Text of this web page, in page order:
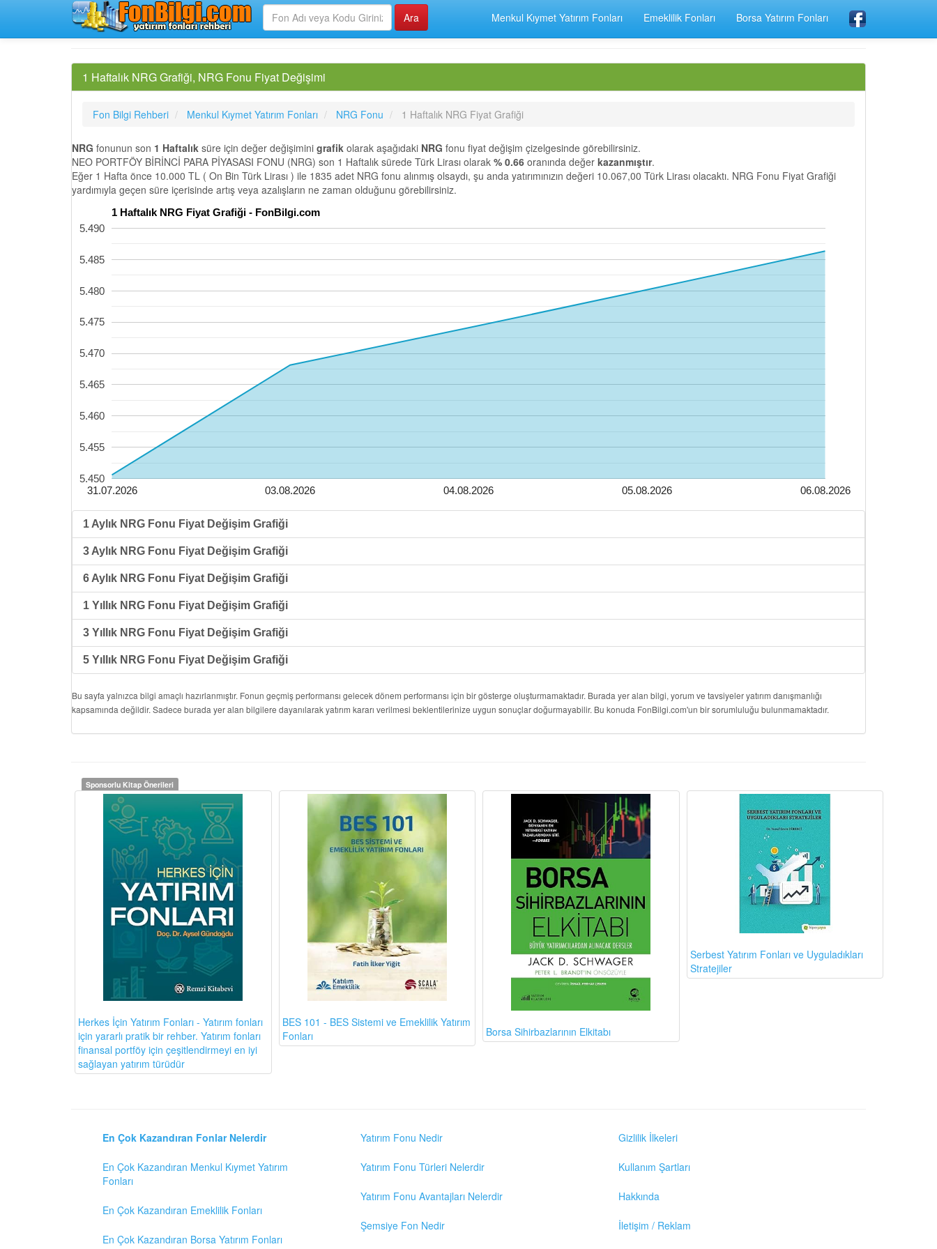
Menkul Kıymet Yatırım Fonları Emeklilik Fonları Borsa Yatırım Fonları
1 Haftalık NRG Grafiği, NRG Fonu Fiyat Değişimi
Fon Bilgi Rehberi Menkul Kıymet Yatırım Fonları NRG Fonu 1 Haftalık NRG Fiyat Grafiği
NRG fonunun son 1 Haftalık süre için değer değişimini grafik olarak aşağıdaki NRG fonu fiyat değişim çizelgesinde görebilirsiniz.
NEO PORTFÖY BİRİNCİ PARA PİYASASI FONU (NRG) son 1 Haftalık sürede Türk Lirası olarak % 0.66 oranında değer kazanmıştır.
Eğer 1 Hafta önce 10.000 TL ( On Bin Türk Lirası ) ile 1835 adet NRG fonu alınmış olsaydı, şu anda yatırımınızın değeri 10.067,00 Türk Lirası olacaktı. NRG Fonu Fiyat Grafiği
yardımıyla geçen süre içerisinde artış veya azalışların ne zaman olduğunu görebilirsiniz.
1 Haftalık NRG Fiyat Grafiği - FonBilgi.com
31.07.2026 03.08.2026 04.08.2026 05.08.2026 06.08.2026
5.450
5.455
5.460
5.465
5.470
5.475
5.480
5.485
5.490
1 Aylık NRG Fonu Fiyat Değişim Grafiği
3 Aylık NRG Fonu Fiyat Değişim Grafiği
6 Aylık NRG Fonu Fiyat Değişim Grafiği
1 Yıllık NRG Fonu Fiyat Değişim Grafiği
3 Yıllık NRG Fonu Fiyat Değişim Grafiği
5 Yıllık NRG Fonu Fiyat Değişim Grafiği
Bu sayfa yalnızca bilgi amaçlı hazırlanmıştır. Fonun geçmiş performansı gelecek dönem performansı için bir gösterge oluşturmamaktadır. Burada yer alan bilgi, yorum ve tavsiyeler yatırım danışmanlığı
kapsamında değildir. Sadece burada yer alan bilgilere dayanılarak yatırım kararı verilmesi beklentilerinize uygun sonuçlar doğurmayabilir. Bu konuda FonBilgi.com'un bir sorumluluğu bulunmamaktadır.
Sponsorlu Kitap Önerileri
Herkes İçin Yatırım Fonları - Yatırım fonları
için yararlı pratik bir rehber. Yatırım fonları
finansal portföy için çeşitlendirmeyi en iyi
sağlayan yatırım türüdür
BES 101 - BES Sistemi ve Emeklilik Yatırım
Fonları
Borsa Sihirbazlarının Elkitabı
Serbest Yatırım Fonları ve Uyguladıkları
Stratejiler
En Çok Kazandıran Fonlar Nelerdir
En Çok Kazandıran Menkul Kıymet Yatırım
Fonları
En Çok Kazandıran Emeklilik Fonları
En Çok Kazandıran Borsa Yatırım Fonları
Yatırım Fonu Nedir
Yatırım Fonu Türleri Nelerdir
Yatırım Fonu Avantajları Nelerdir
Şemsiye Fon Nedir
Gizlilik İlkeleri
Kullanım Şartları
Hakkında
İletişim / Reklam